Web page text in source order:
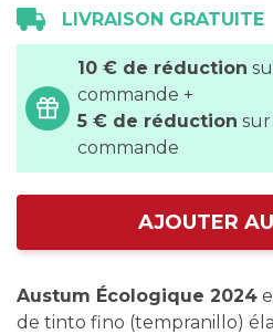
LIVRAISON GRATUITE
10 € de réduction
commande +
5 € de réduction
commande
AJOUTER
Austum Écologique 2024
de tinto fino (tempranillo)